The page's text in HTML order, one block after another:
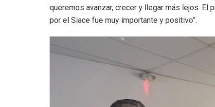
queremos avanzar, crecer y llegar más lejos. El
por el Siace fue muy importante y positivo”.